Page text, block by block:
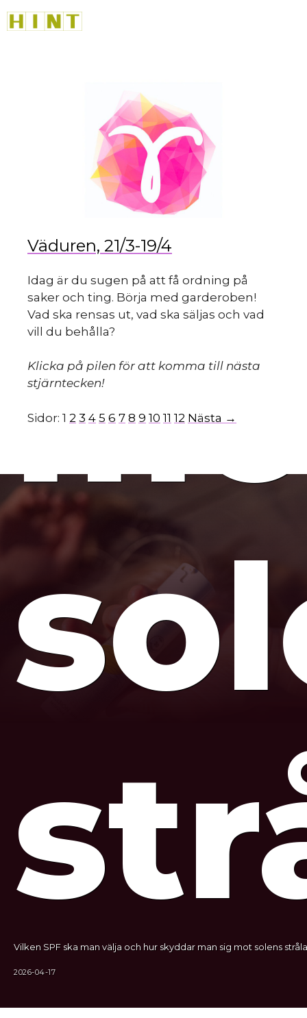
till
Väduren, 21/3-19/4
Idag är du sugen på att få ordning på
saker och ting. Börja med garderoben!
Vad ska rensas ut, vad ska säljas och vad
vill du behålla?
Klicka på pilen för att komma till nästa
stjärntecken!
Sidor: 1 2 3 4 5 6 7 8 9 10 11 12 Nästa →
Vilken SPF ska man välja och hur skyddar man sig mot solens
2026-04-17